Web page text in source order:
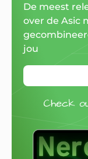
De meest
over de Asic
jou